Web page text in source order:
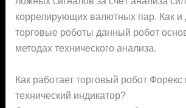
коррелирующих валютных пар. Как и
торговые роботы данный робот
методах технического анализа.
Как работает торговый робот Форекс
технический индикатор?